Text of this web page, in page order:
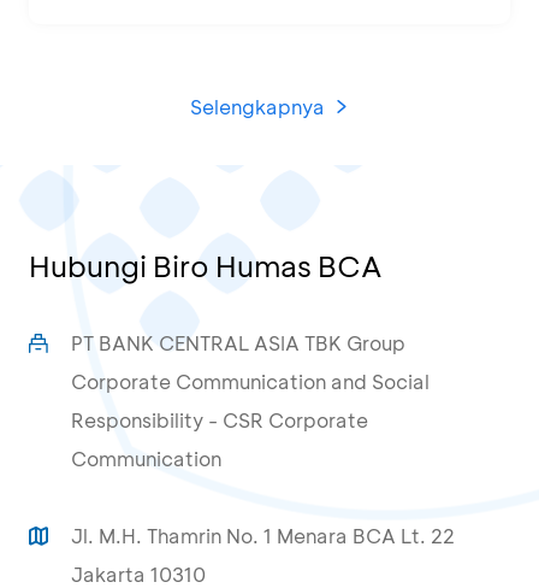
Selengkapnya
Hubungi Biro Humas BCA
PT BANK CENTRAL ASIA TBK Group
Corporate Communication and Social
Responsibility - CSR Corporate
Communication
Jl. M.H. Thamrin No. 1 Menara BCA Lt. 22
Jakarta 10310